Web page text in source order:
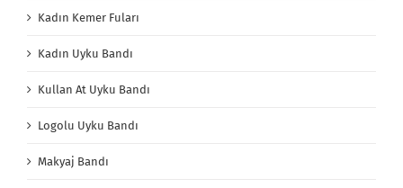
Kadın Kemer Fuları
Kadın Uyku Bandı
Kullan At Uyku Bandı
Logolu Uyku Bandı
Makyaj Bandı